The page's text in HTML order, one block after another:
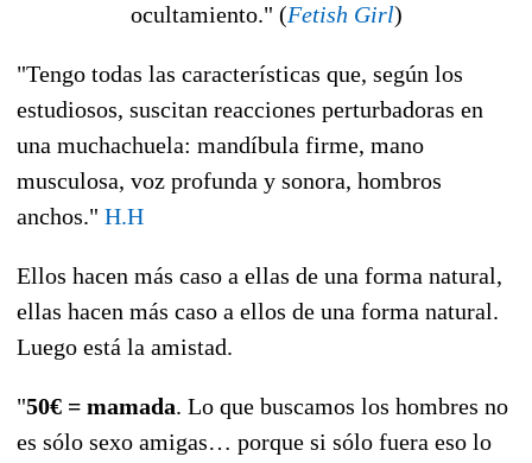
ocultamiento." (Fetish Girl)
"Tengo todas las características que, según los
estudiosos, suscitan reacciones perturbadoras en
una muchachuela: mandíbula firme, mano
musculosa, voz profunda y sonora, hombros
anchos." H.H
Ellos hacen más caso a ellas de una forma natural,
ellas hacen más caso a ellos de una forma natural.
Luego está la amistad.
"50€ = mamada. Lo que buscamos los hombres no
es sólo sexo amigas… porque si sólo fuera eso lo